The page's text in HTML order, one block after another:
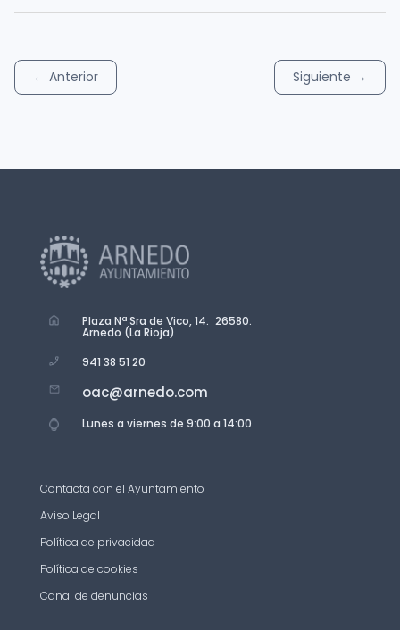
← Anterior Siguiente →
Plaza Nª Sra de Vico, 14. 26580.
Arnedo (La Rioja)
941 38 51 20
oac@arnedo.com
Lunes a viernes de 9:00 a 14:00
Contacta con el Ayuntamiento
Aviso Legal
Política de privacidad
Política de cookies
Canal de denuncias